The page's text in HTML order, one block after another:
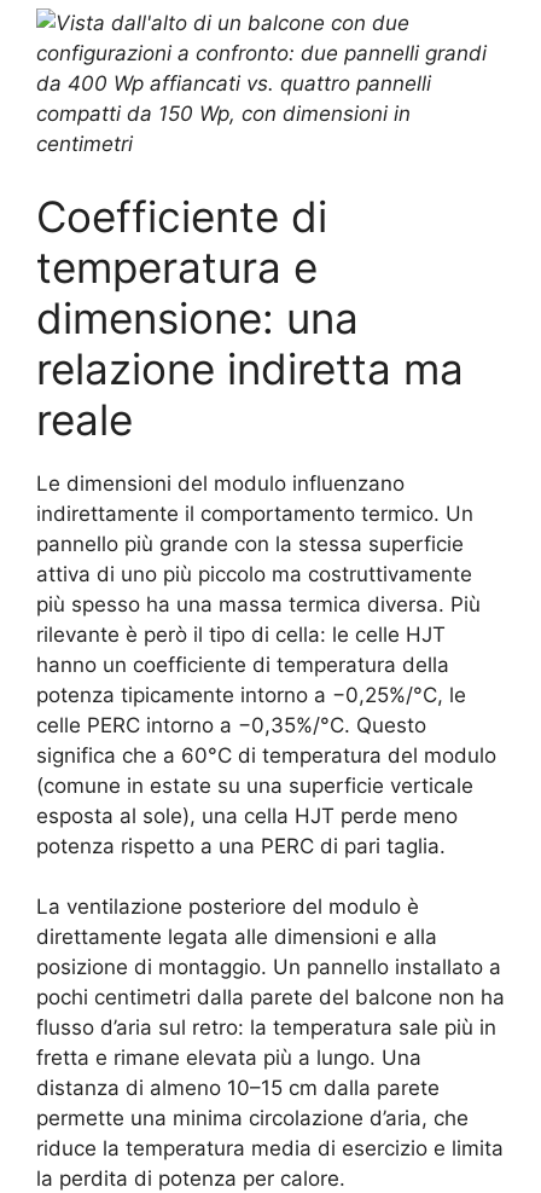
Coefficiente di
temperatura e
dimensione: una
relazione indiretta ma
reale
Le dimensioni del modulo influenzano
indirettamente il comportamento termico. Un
pannello più grande con la stessa superficie
attiva di uno più piccolo ma costruttivamente
più spesso ha una massa termica diversa. Più
rilevante è però il tipo di cella: le celle HJT
hanno un coefficiente di temperatura della
potenza tipicamente intorno a −0,25%/°C, le
celle PERC intorno a −0,35%/°C. Questo
significa che a 60°C di temperatura del modulo
(comune in estate su una superficie verticale
esposta al sole), una cella HJT perde meno
potenza rispetto a una PERC di pari taglia.
La ventilazione posteriore del modulo è
direttamente legata alle dimensioni e alla
posizione di montaggio. Un pannello installato a
pochi centimetri dalla parete del balcone non ha
flusso d’aria sul retro: la temperatura sale più in
fretta e rimane elevata più a lungo. Una
distanza di almeno 10–15 cm dalla parete
permette una minima circolazione d’aria, che
riduce la temperatura media di esercizio e limita
la perdita di potenza per calore.